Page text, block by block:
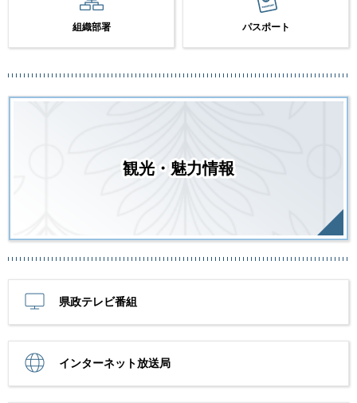
組織部署 パスポート
観光・魅力情報
県政テレビ番組
インターネット放送局